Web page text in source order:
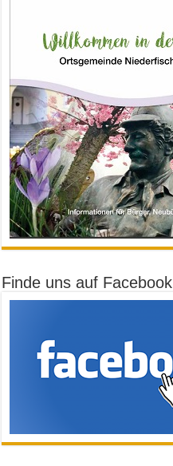
Finde uns auf Facebook